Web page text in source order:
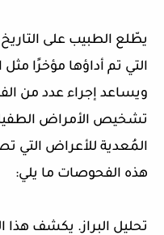
يطّلع الطبيب على
التي تم أداؤها مؤخرًا
ويساعد إجراء عدد من
تشخيص الأمراض
المُعدية للأعراض التي
هذه الفحوصات ما يلي:
تحليل البراز. يكشف هذا